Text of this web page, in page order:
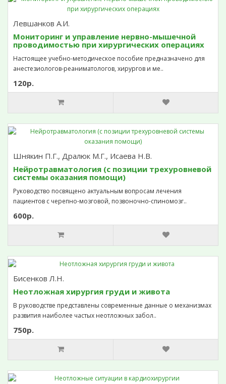
Левшанков А.И.
Мониторинг и управление нервно-мышечной
проводимостью при хирургических операциях
Настоящее учебно-методическое пособие предназначено для
анестезиологов-реаниматологов, хирургов и ме..
120р.
Шнякин П.Г., Дралюк М.Г., Исаева Н.В.
Нейротравматология (с позиции трехуровневой
системы оказания помощи)
Руководство посвящено актуальным вопросам лечения
пациентов с черепно-мозговой, позвоночно-спиномозг..
600р.
Бисенков Л.Н.
Неотложная хирургия груди и живота
В руководстве представлены современные данные о механизмах
развития наиболее частых неотложных забол..
750р.